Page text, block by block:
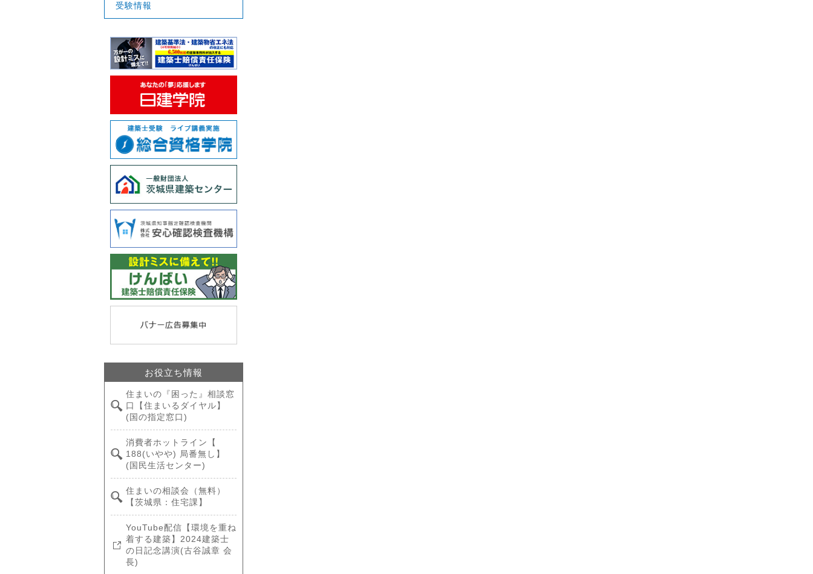
受験情報
お役立ち情報
住まいの『困った』相談窓
口【住まいるダイヤル】
(国の指定窓口)
消費者ホットライン【
188(いやや) 局番無し】
(国民生活センター)
住まいの相談会（無料）
【茨城県：住宅課】
YouTube配信【環境を重ね
着する建築】2024建築士
の日記念講演(古谷誠章 会
長)